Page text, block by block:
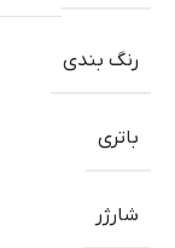
رنگ بندی
باتری
شارژر